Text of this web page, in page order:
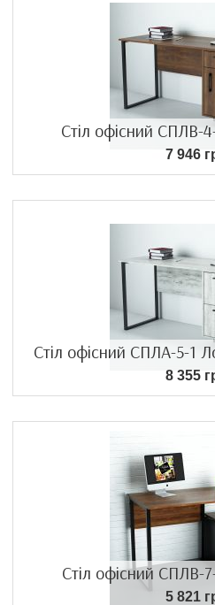
Стіл офісний СПЛВ-
7 946
Стіл офісний СПЛА-5-1
8 355
Стіл офісний СПЛВ-
5 821